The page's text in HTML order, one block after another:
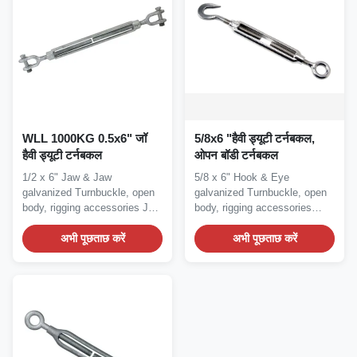
WLL 1000KG 0.5x6" जॉ
हैवी ड्यूटी टर्नबकल
1/2 x 6" Jaw & Jaw
galvanized Turnbuckle, open
body, rigging accessories Jaw
& Jaw...
अभी पूछताछ करें
5/8x6 "हैवी ड्यूटी टर्नबकल,
ओपन बॉडी टर्नबकल
5/8 x 6" Hook & Eye
galvanized Turnbuckle, open
body, rigging accessories
Hook & Eye...
अभी पूछताछ करें